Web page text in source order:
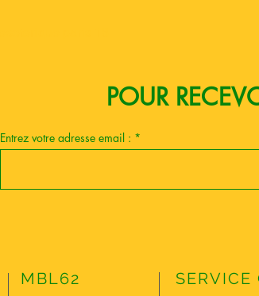
POUR
Entrez votre adresse email :
MBL62 SERVICE